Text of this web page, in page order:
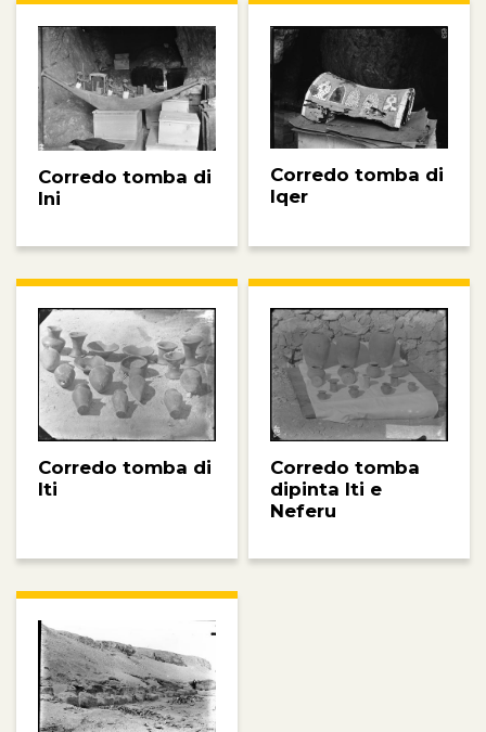
Corredo tomba di
Ini
Corredo tomba di
Iqer
Corredo tomba di
Iti
Corredo tomba
dipinta Iti e
Neferu